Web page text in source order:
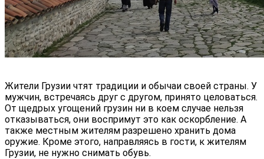
Жители Грузии чтят традиции и обычаи своей страны. У
мужчин, встречаясь друг с другом, принято целоваться.
От щедрых угощений грузин ни в коем случае нельзя
отказываться, они воспримут это как оскорбление. А
также местным жителям разрешено хранить дома
оружие. Кроме этого, направляясь в гости, к жителям
Грузии, не нужно снимать обувь.